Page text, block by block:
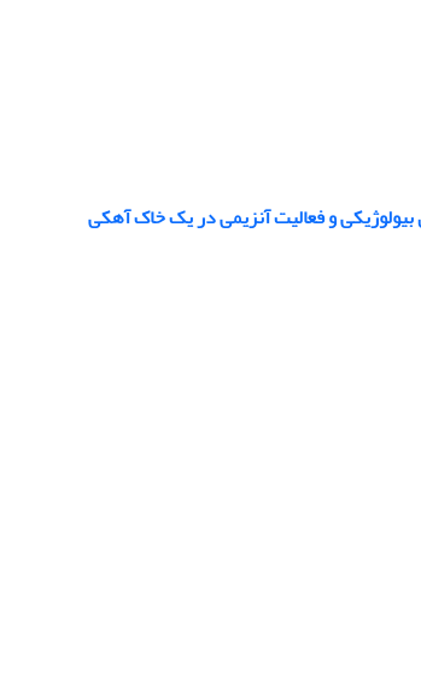
و فعالیت آنزیمی در یک خاک آهکی